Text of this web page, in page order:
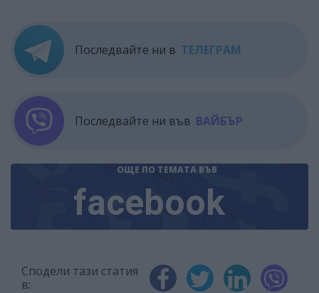
Последвайте ни в ТЕЛЕГРАМ
Последвайте ни във ВАЙБЪР
ОЩЕ ПО ТЕМАТА ВЪВ
facebook
Сподели тази статия
в: